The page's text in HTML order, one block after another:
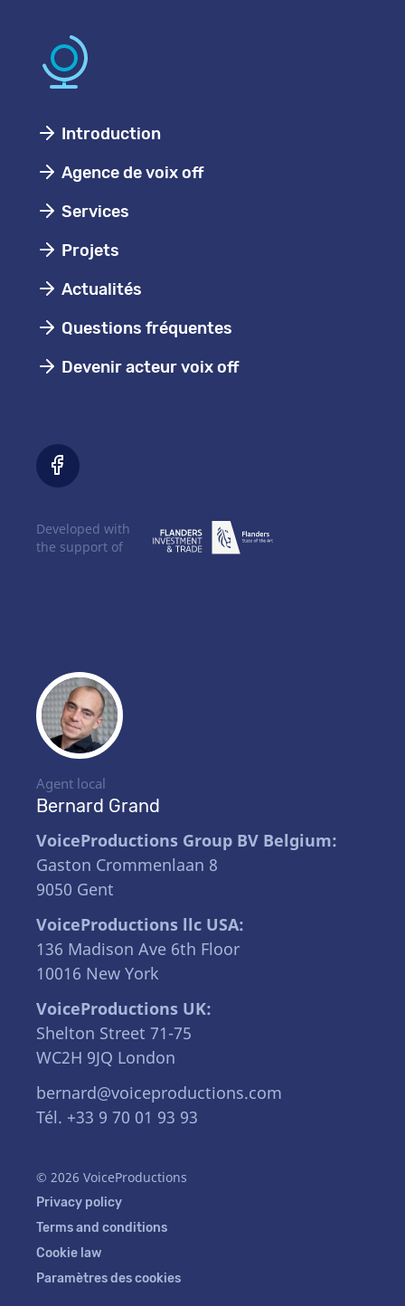
Introduction
Agence de voix off
Services
Projets
Actualités
Questions fréquentes
Devenir acteur voix off
Agent local
Bernard Grand
VoiceProductions Group BV Belgium:
Gaston Crommenlaan 8
9050 Gent
VoiceProductions llc USA:
136 Madison Ave 6th Floor
10016 New York
VoiceProductions UK:
Shelton Street 71-75
WC2H 9JQ London
bernard@voiceproductions.com
Tél. +33 9 70 01 93 93
© 2026 VoiceProductions
Privacy policy
Terms and conditions
Cookie law
Paramètres des cookies
Developed with
the support of